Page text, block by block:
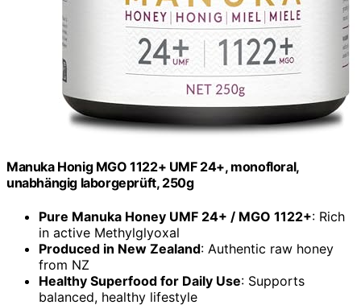
Manuka Honig MGO 1122+ UMF 24+, monofloral,
unabhängig laborgeprüft, 250g
Pure Manuka Honey UMF 24+ / MGO 1122+: Rich
in active Methylglyoxal
Produced in New Zealand: Authentic raw honey
from NZ
Healthy Superfood for Daily Use: Supports
balanced, healthy lifestyle